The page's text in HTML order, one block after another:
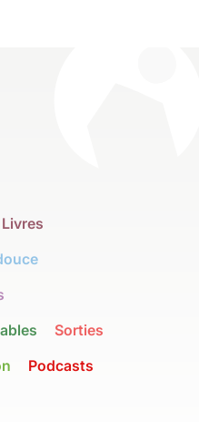
Livres
Sorties
Podcasts